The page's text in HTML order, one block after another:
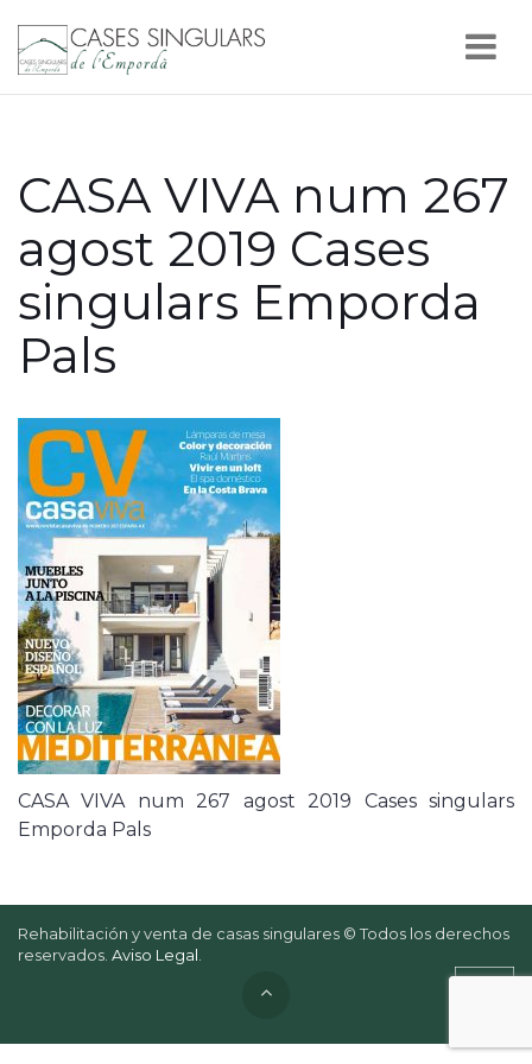
CASA VIVA num 267
agost 2019 Cases
singulars Emporda
Pals
CASA VIVA num 267 agost 2019 Cases singulars
Emporda Pals
Rehabilitación y venta de casas singulares © Todos los derechos
reservados. Aviso Legal